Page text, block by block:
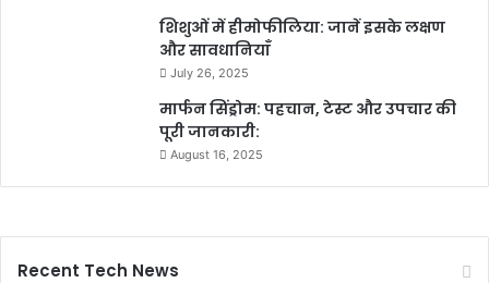
शिशुओं में हीमोफीलिया: जानें इसके लक्षण
और सावधानियाँ
July 26, 2025
मार्फन सिंड्रोम: पहचान, टेस्ट और उपचार की
पूरी जानकारी:
August 16, 2025
Recent Tech News